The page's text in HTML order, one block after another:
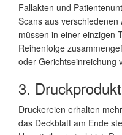
Fallakten und
Scans aus
müssen in einer einzigen
Reihenfolge
oder Gerichtseinreichung
3.
Druckereien erhalten
das Deckblatt am Ende